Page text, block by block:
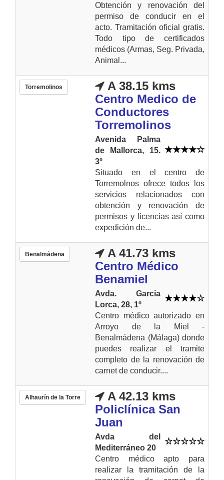
Obtención y renovación del
permiso de conducir en el
acto. Tramitación oficial gratis.
Todo tipo de certificados
médicos (Armas, Seg. Privada,
Animal...
Torremolinos
A 38.15 kms
Centro Medico de
Conductores
Torremolinos
Avenida Palma
de Mallorca, 15.
3º
Situado en el centro de
Torremolnos ofrece todos los
servicios relacionados con
obtención y renovación de
permisos y licencias así como
expedición de...
Benalmádena
A 41.73 kms
Centro Médico
Benamiel
Avda. Garcia
Lorca, 28, 1º
Centro médico autorizado en
Arroyo de la Miel -
Benalmádena (Málaga) donde
puedes realizar el tramite
completo de la renovación de
carnet de conducir....
Alhaurín de la Torre
A 42.13 kms
Policlínica San
Juan
Avda del
Mediterráneo 20
Centro médico apto para
realizar la tramitación de la